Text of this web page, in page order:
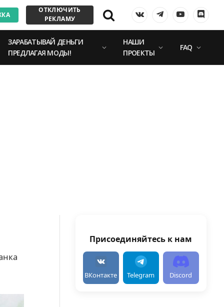
ОТКЛЮЧИТЬ
РЕКЛАМУ
VKontakteTelegramYouTube
ЗАРАБАТЫВАЙ ДЕНЬГИ
ПРЕДЛАГАЯ МОДЫ!
НАШИ
ПРОЕКТЫ
FAQ
Присоединяйтесь к нам
ВКонтакте Telegram Discord